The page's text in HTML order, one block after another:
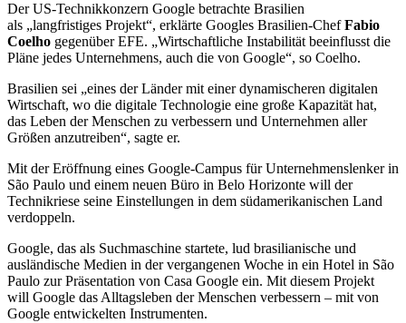
Der US-Technikkonzern Google betrachte Brasilien
als „langfristiges Projekt“, erklärte Googles Brasilien-ChefFabio
Coelho gegenüber EFE. „Wirtschaftliche Instabilität beeinflusst die
Pläne jedes Unternehmens, auch die von Google“, so Coelho.
Brasilien sei „eines der Länder mit einer dynamischeren digitalen
Wirtschaft, wo die digitale Technologie eine große Kapazität hat,
das Leben der Menschen zu verbessern und Unternehmen aller
Größen anzutreiben“, sagte er.
Mit der Eröffnung eines Google-Campus für Unternehmenslenker in
São Paulo und einem neuen Büro in Belo Horizonte will der
Technikriese seine Einstellungen in dem südamerikanischen Land
verdoppeln.
Google, das als Suchmaschine startete, lud brasilianische und
ausländische Medien in der vergangenen Woche in ein Hotel in São
Paulo zur Präsentation von Casa Google ein. Mit diesem Projekt
will Google das Alltagsleben der Menschen verbessern – mit von
Google entwickelten Instrumenten.